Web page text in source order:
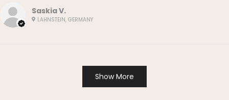
Saskia V.
LAHNSTEIN, GERMANY
Show More